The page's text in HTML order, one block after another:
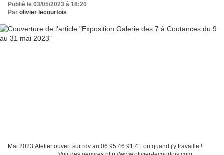
Publié le 03/05/2023 à 18:20
Par olivier lecourtois
Mai 2023 Atelier ouvert sur rdv au 06 95 46 91 41 ou quand j'y travaille !